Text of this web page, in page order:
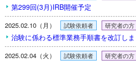
第299回(3月)IRB開催予定
2025.02.10（月） 試験依頼者 研究者の方
治験に係わる標準業務手順書を改訂し
2025.02.04（火） 試験依頼者 研究者の方